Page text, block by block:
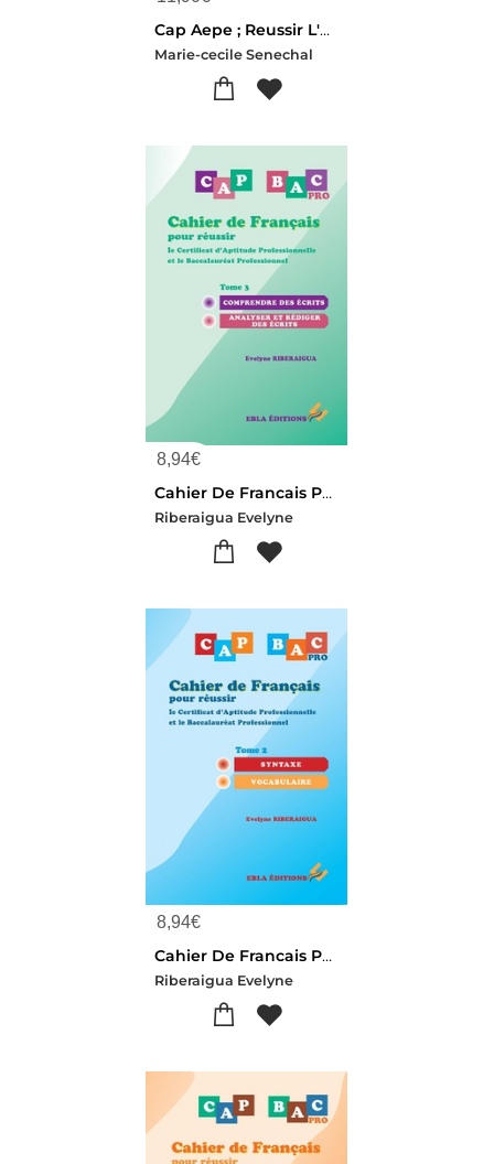
Cap Aepe ; Reussir L'epreuve De Pse (edition 2024)
Marie-cecile Senechal
8,94€
Cahier De Francais Pour Reussir Le Cap & Le Bac Pro Tome 3 : Comprendre Des Ecrits - Analyser Et Rediger Des Ecrits
Riberaigua Evelyne
8,94€
Cahier De Francais Pour Reussir Le Cap & Le Bac Pro Tome 2 : Syntaxe - Vocabulaire
Riberaigua Evelyne